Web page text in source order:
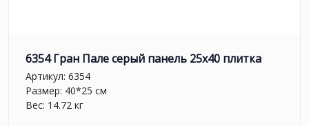
6354 Гран Пале серый панель 25x40 плитка
Артикул: 6354
Размер: 40*25 см
Вес: 14.72 кг